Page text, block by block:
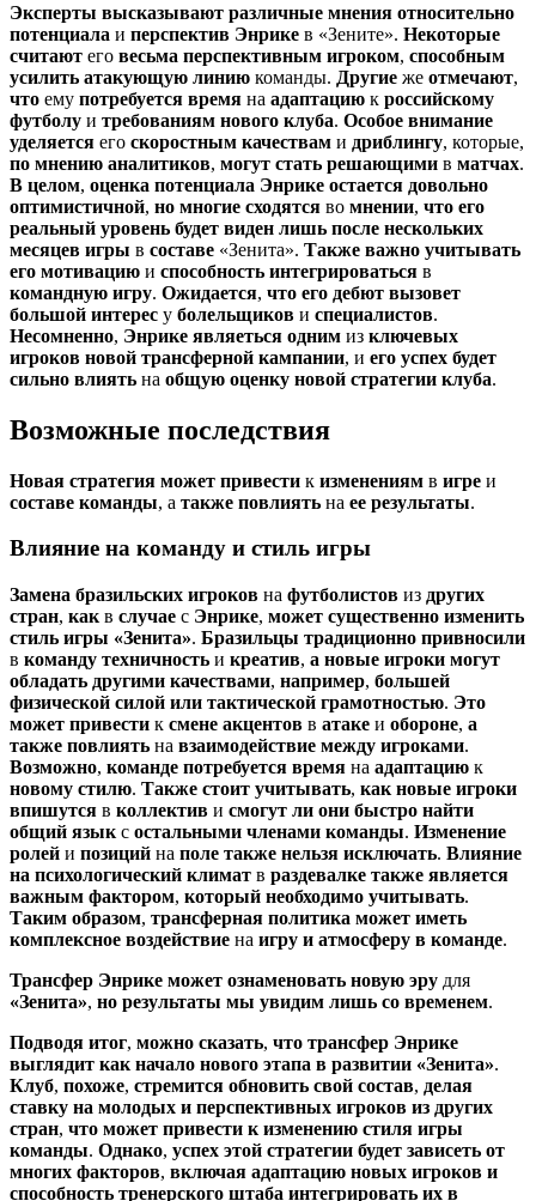
Эксперты высказывают различные мнения относительно
потенциала и перспектив Энрике в «Зените». Некоторые
считают его весьма перспективным игроком, способным
усилить атакующую линию команды. Другие же отмечают,
что ему потребуется время на адаптацию к российскому
футболу и требованиям нового клуба. Особое внимание
уделяется его скоростным качествам и дриблингу, которые,
по мнению аналитиков, могут стать решающими в матчах.
В целом, оценка потенциала Энрике остается довольно
оптимистичной, но многие сходятся во мнении, что его
реальный уровень будет виден лишь после нескольких
месяцев игры в составе «Зенита». Также важно учитывать
его мотивацию и способность интегрироваться в
командную игру. Ожидается, что его дебют вызовет
большой интерес у болельщиков и специалистов.
Несомненно, Энрике являеться одним из ключевых
игроков новой трансферной кампании, и его успех будет
сильно влиять на общую оценку новой стратегии клуба.
Возможные последствия
Новая стратегия может привести к изменениям в игре и
составе команды, а также повлиять на ее результаты.
Влияние на команду и стиль игры
Замена бразильских игроков на футболистов из других
стран, как в случае с Энрике, может существенно изменить
стиль игры «Зенита». Бразильцы традиционно привносили
в команду техничность и креатив, а новые игроки могут
обладать другими качествами, например, большей
физической силой или тактической грамотностью. Это
может привести к смене акцентов в атаке и обороне, а
также повлиять на взаимодействие между игроками.
Возможно, команде потребуется время на адаптацию к
новому стилю. Также стоит учитывать, как новые игроки
впишутся в коллектив и смогут ли они быстро найти
общий язык с остальными членами команды. Изменение
ролей и позиций на поле также нельзя исключать. Влияние
на психологический климат в раздевалке также является
важным фактором, который необходимо учитывать.
Таким образом, трансферная политика может иметь
комплексное воздействие на игру и атмосферу в команде.
Трансфер Энрике может ознаменовать новую эру для
«Зенита», но результаты мы увидим лишь со временем.
Подводя итог, можно сказать, что трансфер Энрике
выглядит как начало нового этапа в развитии «Зенита».
Клуб, похоже, стремится обновить свой состав, делая
ставку на молодых и перспективных игроков из других
стран, что может привести к изменению стиля игры
команды. Однако, успех этой стратегии будет зависеть от
многих факторов, включая адаптацию новых игроков и
способность тренерского штаба интегрировать их в